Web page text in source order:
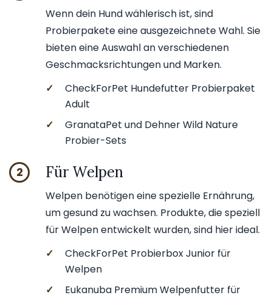
Wenn dein Hund wählerisch ist, sind
Probierpakete eine ausgezeichnete Wahl. Sie
bieten eine Auswahl an verschiedenen
Geschmacksrichtungen und Marken.
✓
CheckForPet Hundefutter Probierpaket
Adult
✓
GranataPet und Dehner Wild Nature
Probier-Sets
2 Für Welpen
Welpen benötigen eine spezielle Ernährung,
um gesund zu wachsen. Produkte, die speziell
für Welpen entwickelt wurden, sind hier ideal.
✓
CheckForPet Probierbox Junior für
Welpen
✓
Eukanuba Premium Welpenfutter für